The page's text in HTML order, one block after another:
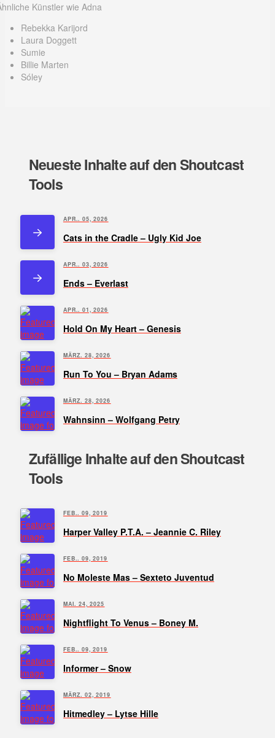
Künstler wie Adna
Rebekka Karijord
Laura Doggett
Sumie
Billie Marten
Sóley
Neueste Inhalte auf den Shoutcast
Tools
APR.. 05, 2026
Cats in the Cradle – Ugly Kid Joe
APR.. 03, 2026
Ends – Everlast
APR.. 01, 2026
Hold On My Heart – Genesis
MÄRZ. 28, 2026
Run To You – Bryan Adams
MÄRZ. 28, 2026
Wahnsinn – Wolfgang Petry
Zufällige Inhalte auf den Shoutcast
Tools
FEB.. 09, 2019
Harper Valley P.T.A. – Jeannie C. Riley
FEB.. 09, 2019
No Moleste Mas – Sexteto Juventud
MAI. 24, 2025
Nightflight To Venus – Boney M.
FEB.. 09, 2019
Informer – Snow
MÄRZ. 02, 2019
Hitmedley – Lytse Hille